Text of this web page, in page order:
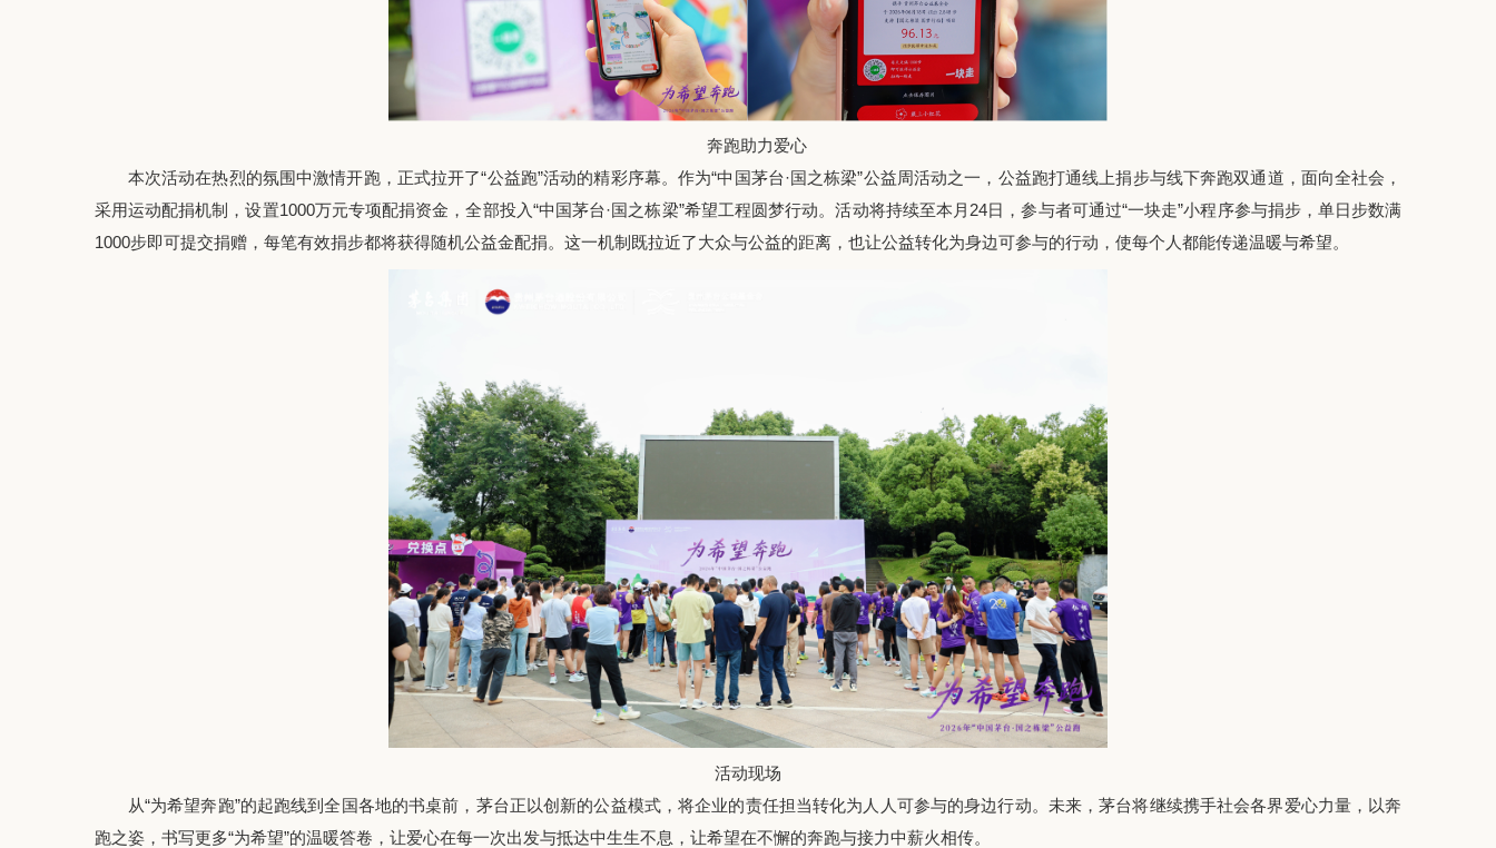
奔跑助力爱心
本次活动在热烈的氛围中激情开跑，正式拉开了“公益跑”活动的精彩序幕。作为“中国茅台·国之栋梁”公益周活动之一，公益跑打通线上捐步与线下奔跑双通道， 面向全社会，
采用运动配捐机制，设置1000万元专项配捐资金，全部投入“中国茅台·国之栋梁”希望工程圆梦行动。活动将持续至本月 24日，参与者可通过“一块走”小程序参与捐步，单日步数满
1000步即可提交捐赠， 每笔有效捐步都将获得随机公益金配捐。这一机制既拉近了大众与公益的距离，也让公益转化为身边可参与的行动，使每个人都能传递温暖与希望。
活动现场
从“为希望奔跑”的起跑线到全国各地的书桌前，茅台正以创新的公益模式，将企业的责任担当转化为人人可参与的身边行动。 未来，茅台将继续携手社会各界爱心力量，以奔
跑之姿，书写更多“为希望”的温暖答卷，让爱心在每一次出发与抵达中生生不息，让希望在不懈的奔跑与接力中薪火相传。